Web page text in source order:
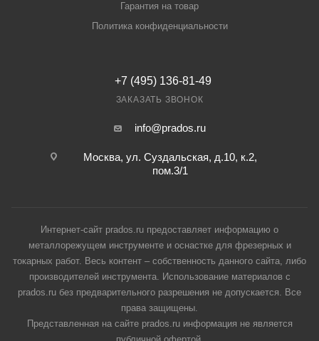
Гарантия на товар
Политика конфиденциальности
+7 (495) 136-81-49
ЗАКАЗАТЬ ЗВОНОК
info@prados.ru
Москва, ул. Суздальская, д.10, к.2,
пом.3/1
Интернет-сайт prados.ru предоставляет информацию о
металлорежущем инструменте и оснастке для фрезерных и
токарных работ. Весь контент – собственность данного сайта, либо
производителей инструмента. Использование материалов с
prados.ru без предварительного разрешения не допускается. Все
права защищены.
Представленная на сайте prados.ru информация не является